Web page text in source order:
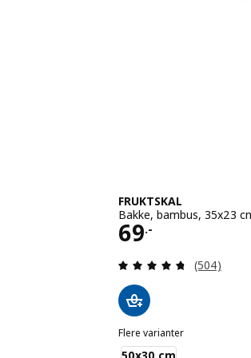
FRUKTSKAL
Bakke, bambus, 35x23
69.-
Pris 69.-
Anmeld:
(504)
Flere varianter
FRUKTSKAL